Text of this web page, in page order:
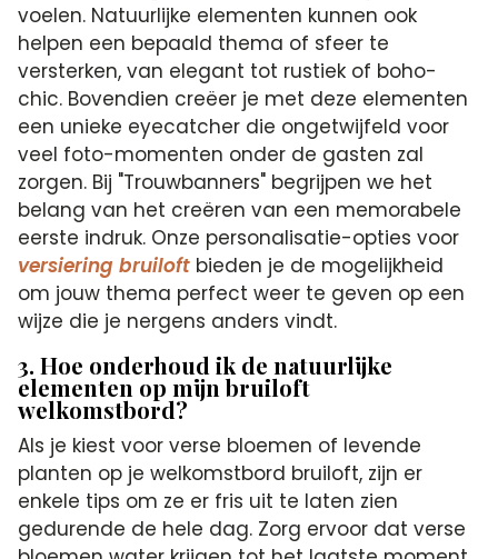
voelen. Natuurlijke elementen kunnen ook
helpen een bepaald thema of sfeer te
versterken, van elegant tot rustiek of boho-
chic. Bovendien creëer je met deze elementen
een unieke eyecatcher die ongetwijfeld voor
veel foto-momenten onder de gasten zal
zorgen. Bij "Trouwbanners" begrijpen we het
belang van het creëren van een memorabele
eerste indruk. Onze personalisatie-opties voor
versiering bruiloft bieden je de mogelijkheid
om jouw thema perfect weer te geven op een
wijze die je nergens anders vindt.
3. Hoe onderhoud ik de natuurlijke
elementen op mijn bruiloft
welkomstbord?
Als je kiest voor verse bloemen of levende
planten op je welkomstbord bruiloft, zijn er
enkele tips om ze er fris uit te laten zien
gedurende de hele dag. Zorg ervoor dat verse